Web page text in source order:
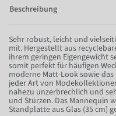
Beschreibung
Sehr robust, leicht und
mit. Hergestellt aus
ihrem geringen Eigengewicht
somit perfekt für häufigen
moderne Matt-Look sowie das
jeder Art von
nahezu unzerbrechlich und
und Stürzen. Das Mannequin
Standplatte aus Glas (35 cm)